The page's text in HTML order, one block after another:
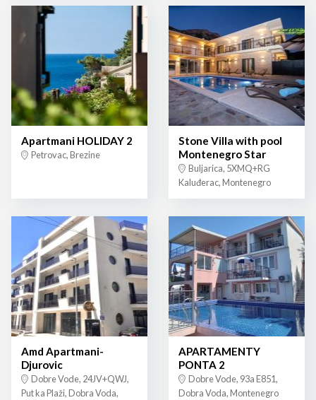
Apartmani HOLIDAY 2
Petrovac, Brezine
Stone Villa with pool
Montenegro Star
Buljarica, 5XMQ+RG
Kaluđerac, Montenegro
Amd Apartmani-
Djurovic
Dobre Vode, 24JV+QWJ,
Put ka Plaži, Dobra Voda,
APARTAMENTY
PONTA 2
Dobre Vode, 93a E851,
Dobra Voda, Montenegro